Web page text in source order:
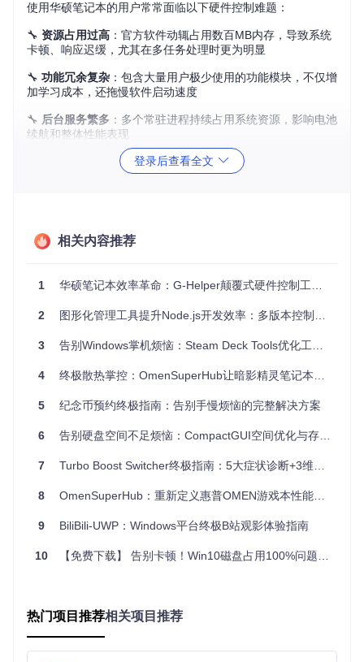
使用华硕笔记本的用户常常面临以下硬件控制难题：
🔧 资源占用过高 ：官方软件动辄占用数百MB内存，导致系统
卡顿、响应迟缓，尤其在多任务处理时更为明显
🔧 功能冗余复杂 ：包含大量用户极少使用的功能模块，不仅增
加学习成本，还拖慢软件启动速度
🔧 后台服务繁多 ：多个常驻进程持续占用系统资源，影响电池
续航和整体性能表现
：性能模式切换、风扇控制等关键功能调整
后，往往需要等待数秒甚至更长时间才能生效
免了功能冗余带来的性能损耗
per与官方软件的核心差异对比：
特性 GHelper开源工具
官方控制软件
内存占用
约15-20MB
200-300MB
功能专注度
聚焦核心控制功能
全功能集成
自定义程度
高度可配置
有限自定义选项
针对华硕机型优化
通用性设计
能够快速响应用户需求，专注解决实际使用中的痛点，而非追
三步完成性能释放：GHelper安装与配置
快速上手GHelper，释放你的华硕笔记本潜能：
登录后查看全文
相关内容推荐
1 华硕笔记本效率革命：G-Helper颠覆式硬件控制工具全解析
2 图形化管理工具提升Node.js开发效率：多版本控制的高效管理方案
3 告别Windows掌机烦恼：Steam Deck Tools优化工具全解析
4 终极散热掌控：OmenSuperHub让暗影精灵笔记本性能释放再无束缚
5 纪念币预约终极指南：告别手慢烦恼的完整解决方案
6 告别硬盘空间不足烦恼：CompactGUI空间优化与存储管理全指南
7 Turbo Boost Switcher终极指南：5大症状诊断+3维配置彻底解决Mac过热难题
8 OmenSuperHub：重新定义惠普OMEN游戏本性能管理体验
9 BiliBili-UWP：Windows平台终极B站观影体验指南
10 【免费下载】 告别卡顿！Win10磁盘占用100%问题的终极解决方案
热门项目推荐相关项目推荐